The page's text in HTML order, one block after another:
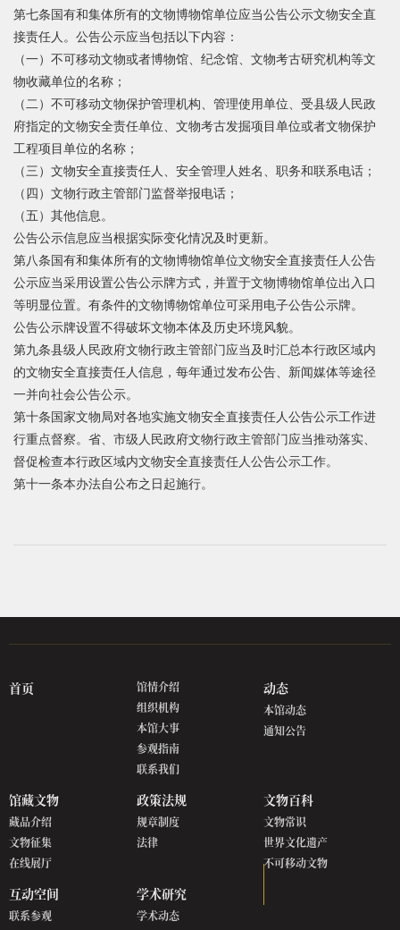
第七条国有和集体所有的文物博物馆单位应当公告公示文物安全直
接责任人。公告公示应当包括以下内容：
（一）不可移动文物或者博物馆、纪念馆、文物考古研究机构等文
物收藏单位的名称；
（二）不可移动文物保护管理机构、管理使用单位、受县级人民政
府指定的文物安全责任单位、文物考古发掘项目单位或者文物保护
工程项目单位的名称；
（三）文物安全直接责任人、安全管理人姓名、职务和联系电话；
（四）文物行政主管部门监督举报电话；
（五）其他信息。
公告公示信息应当根据实际变化情况及时更新。
第八条国有和集体所有的文物博物馆单位文物安全直接责任人公告
公示应当采用设置公告公示牌方式，并置于文物博物馆单位出入口
等明显位置。有条件的文物博物馆单位可采用电子公告公示牌。
公告公示牌设置不得破坏文物本体及历史环境风貌。
第九条县级人民政府文物行政主管部门应当及时汇总本行政区域内
的文物安全直接责任人信息，每年通过发布公告、新闻媒体等途径
一并向社会公告公示。
第十条国家文物局对各地实施文物安全直接责任人公告公示工作进
行重点督察。省、市级人民政府文物行政主管部门应当推动落实、
督促检查本行政区域内文物安全直接责任人公告公示工作。
第十一条本办法自公布之日起施行。
首页
馆情介绍
组织机构
本馆大事
参观指南
联系我们
动态
本馆动态
通知公告
馆藏文物
藏品介绍
文物征集
在线展厅
政策法规
规章制度
法律
文物百科
文物常识
世界文化遗产
不可移动文物
互动空间
联系参观
学术研究
学术动态